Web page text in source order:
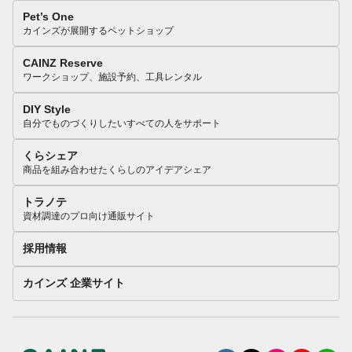
Pet’s One
カインズが展開するペットショップ
CAINZ Reserve
ワークショップ、施設予約、工具レンタル
DIY Style
自分でものづくりしたいすべての人をサポート
くらシェア
商品を組み合わせたくらしのアイデアシェア
トラノテ
資材調達のプロ向け通販サイト
採用情報
カインズ 企業サイト